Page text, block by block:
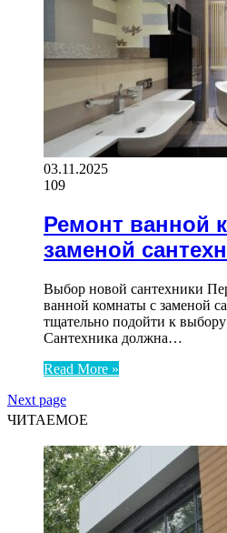
03.11.2025
109
Ремонт ванной
заменой
Выбор новой сантехники
ванной комнаты с заменой
тщательно подойти к
Сантехника должна…
Read More »
Next page
ЧИТАЕМОЕ